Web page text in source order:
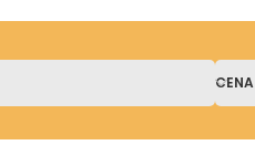
CENA